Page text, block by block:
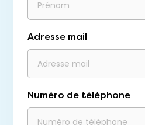
Adresse mail
Numéro de téléphone